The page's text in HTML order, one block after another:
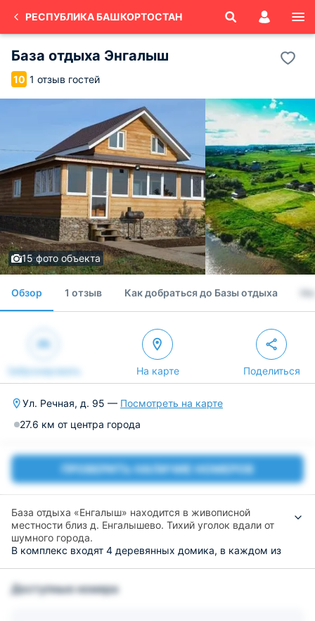
РЕСПУБЛИКА БАШКОРТОСТАН
База отдыха Энгалыш
10 1 отзыв гостей
15 фото объекта
Обзор 1 отзыв Как добраться до Базы отдыха
Забронировать На карте Поделиться
Ул. Речная, д. 95 — Посмотреть на карте
27.6 км от центра города
ПРОВЕРИТЬ НАЛИЧИЕ НОМЕРОВ
База отдыха «Енгалыш» находится в живописной
местности близ д. Енгалышево. Тихий уголок вдали от
шумного города.
В комплекс входят 4 деревянных домика, в каждом из
СВЧ печь, плитка, чайник, столовые приборы,
Доступные номера